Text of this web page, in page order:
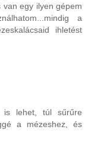
egy ilyen gépem
a
ihletést
is lehet, túl sűrűre
a mézeshez, és